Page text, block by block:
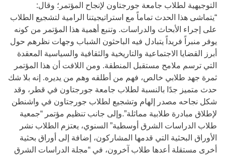
التوجيهية لطلاب جامعة جورجتاون لإنجاح المؤتمر؛ وقال:
“يتماشى هذا الحدث تماماً مع استراتيجيتنا الرامية لتشجيع الطلاب
على إجراء الأبحاث والدراسات. وتنبع أهمية هذا المؤتمر من كونه
يوفر منبراً فريداً يتبادل فيه الباحثون الشباب وجهات نظرهم حول
أبرز القضايا الاجتماعية والتاريخية والثقافية والسياسية المعقدة
التي ترسم ملامح مستقبل المنطقة. ومن اللافت أن هذا المؤتمر
ثمرة جهد طلابي خالص، فهم من أطلقه وهم من يديره. إنه بلا شك
حدث متميز جدًا بالنسبة لطلاب جامعة جورجتاون في قطر، وقد
شكل نجاحه مصدر إلهام وتشجيع لطلاب جورجتاون في واشنطن
لإطلاق مبادرة طلابية مماثلة”.وإلى جانب تنظيم مؤتمر “جمعية
طلاب الدراسات الشرق أوسطية” السنوي، يعتزم الطلاب نشر
الأوراق البحثية التي قدمها المشاركون، إضافة إلى أوراق بحثية
أخرى مستقلة أعدها طلاب آخرون، في “مجلة الدراسات الشرق